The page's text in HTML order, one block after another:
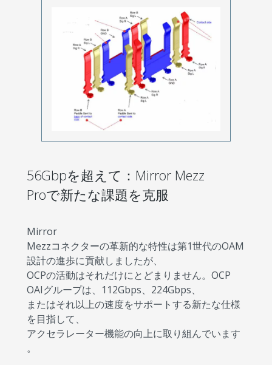
56Gbpを超えて：Mirror Mezz
Proで新たな課題を克服
Mirror
Mezzコネクターの革新的な特性は第1世代のOAM
設計の進歩に貢献しましたが、
OCPの活動はそれだけにとどまりません。OCP
OAIグループは、112Gbps、224Gbps、
またはそれ以上の速度をサポートする新たな仕様
を目指して、
アクセラレーター機能の向上に取り組んでいます
。